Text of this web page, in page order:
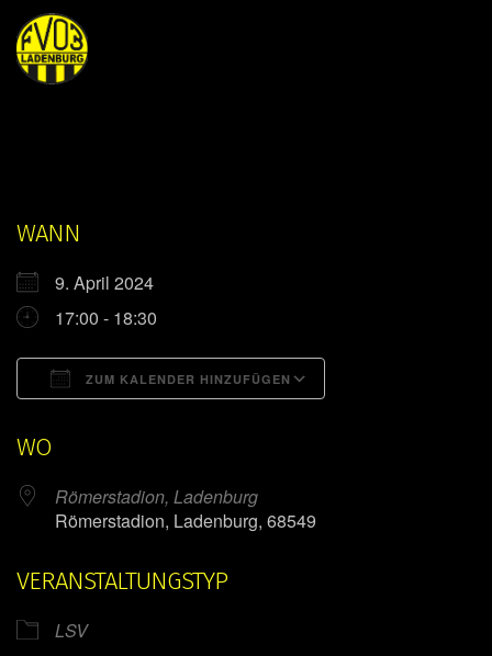
WANN
9. April 2024
17:00 - 18:30
ZUM KALENDER HINZUFÜGEN
WO
Römerstadion, Ladenburg
Römerstadion, Ladenburg, 68549
VERANSTALTUNGSTYP
LSV